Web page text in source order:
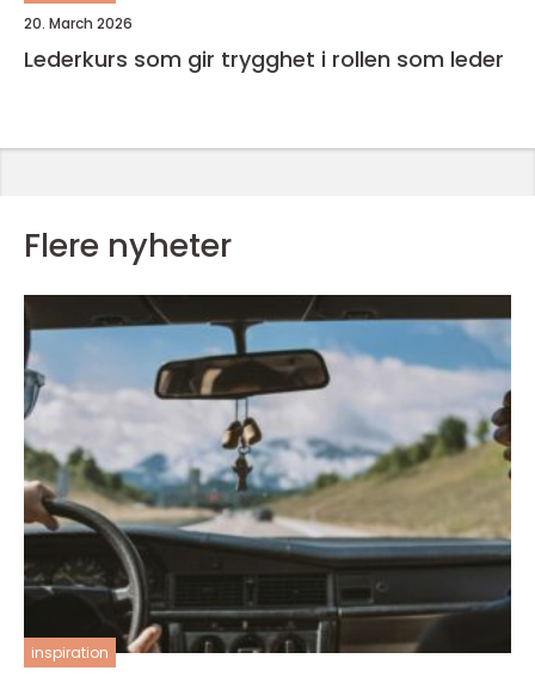
20. March 2026
Lederkurs som gir trygghet i rollen som leder
Flere nyheter
inspiration